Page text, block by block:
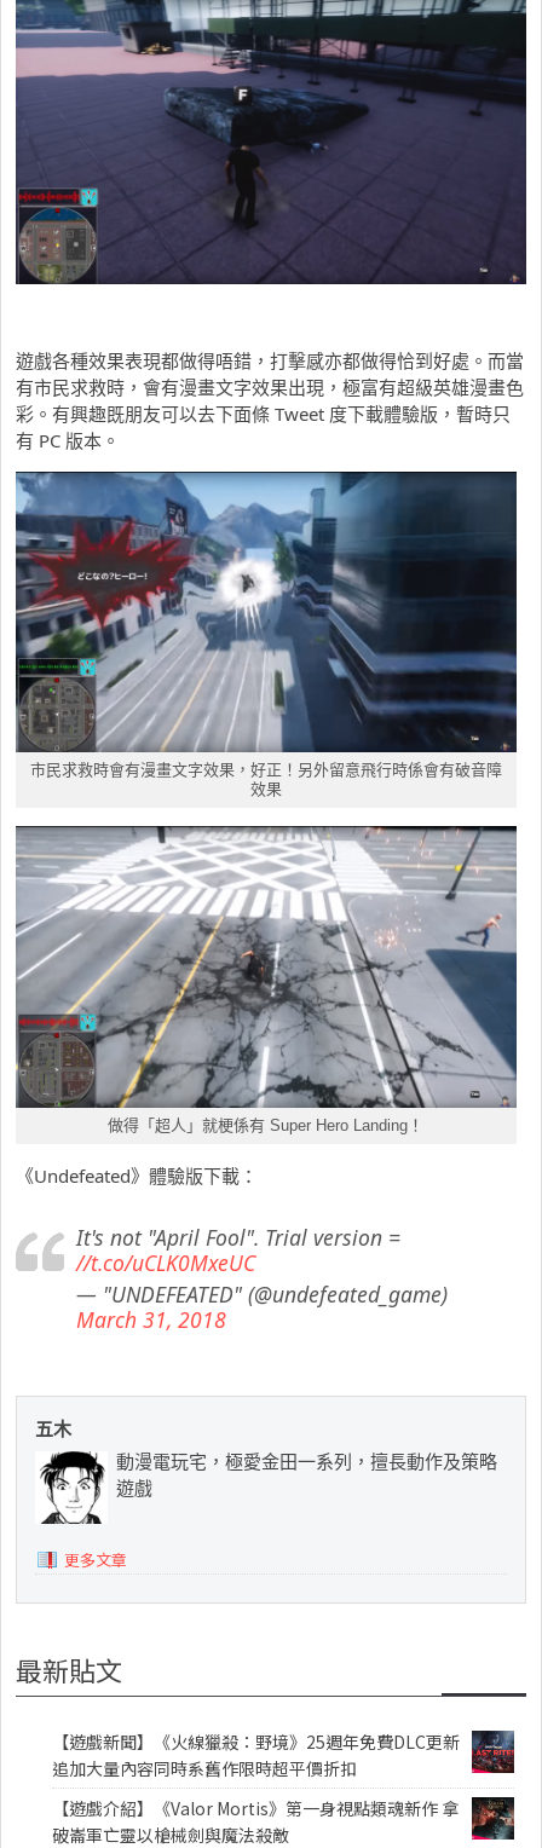
遊戲各種效果表現都做得唔錯，打擊感亦都做得恰到好處。而當
有市民求救時，會有漫畫文字效果出現，極富有超級英雄漫畫色
彩。有興趣既朋友可以去下面條 Tweet 度下載體驗版，暫時只
有 PC 版本。
市民求救時會有漫畫文字效果，好正！另外留意飛行時係會有破音障
效果
做得「超人」就梗係有 Super Hero Landing！
《Undefeated》體驗版下載：
It's not "April Fool". Trial version =
//t.co/uCLK0MxeUC
— "UNDEFEATED" (@undefeated_game)
March 31, 2018
五木
動漫電玩宅，極愛金田一系列，擅長動作及策略
遊戲
更多文章
最新貼文
【遊戲新聞】《火線獵殺：野境》25週年免費DLC更新
追加大量內容同時系舊作限時超平價折扣
【遊戲介紹】《Valor Mortis》第一身視點類魂新作 拿
破崙軍亡靈以槍械劍與魔法殺敵